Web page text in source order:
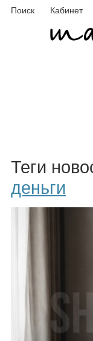
Поиск Кабинет
Теги
деньги